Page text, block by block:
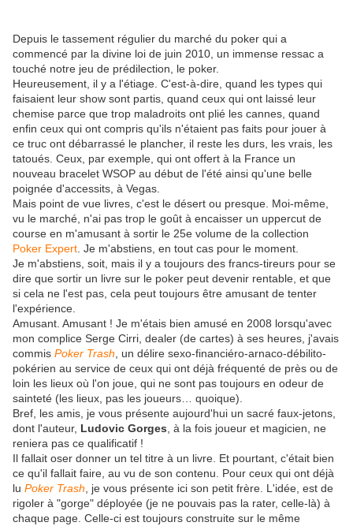
Depuis le tassement régulier du marché du poker qui a
commencé par la divine loi de juin 2010, un immense ressac a
touché notre jeu de prédilection, le poker.
Heureusement, il y a l'étiage. C'est-à-dire, quand les types qui
faisaient leur show sont partis, quand ceux qui ont laissé leur
chemise parce que trop maladroits ont plié les cannes, quand
enfin ceux qui ont compris qu'ils n'étaient pas faits pour jouer à
ce truc ont débarrassé le plancher, il reste les durs, les vrais, les
tatoués. Ceux, par exemple, qui ont offert à la France un
nouveau bracelet WSOP au début de l'été ainsi qu'une belle
poignée d'accessits, à Vegas.
Mais point de vue livres, c'est le désert ou presque. Moi-même,
vu le marché, n'ai pas trop le goût à encaisser un uppercut de
course en m'amusant à sortir le 25e volume de la collection
Poker Expert . Je m'abstiens, en tout cas pour le moment.
Je m'abstiens, soit, mais il y a toujours des francs-tireurs pour se
dire que sortir un livre sur le poker peut devenir rentable, et que
si cela ne l'est pas, cela peut toujours être amusant de tenter
l'expérience.
Amusant. Amusant ! Je m'étais bien amusé en 2008 lorsqu'avec
mon complice Serge Cirri, dealer (de cartes) à ses heures, j'avais
commis Poker Trash , un délire sexo-financiéro-arnaco-débilito-
pokérien au service de ceux qui ont déjà fréquenté de près ou de
loin les lieux où l'on joue, qui ne sont pas toujours en odeur de
sainteté (les lieux, pas les joueurs… quoique).
Bref, les amis, je vous présente aujourd'hui un sacré faux-jetons,
dont l'auteur, Ludovic Gorges , à la fois joueur et magicien, ne
reniera pas ce qualificatif !
Il fallait oser donner un tel titre à un livre. Et pourtant, c'était bien
ce qu'il fallait faire, au vu de son contenu. Pour ceux qui ont déjà
lu Poker Trash , je vous présente ici son petit frère. L'idée, est de
rigoler à "gorge" déployée (je ne pouvais pas la rater, celle-là) à
chaque page. Celle-ci est toujours construite sur le même